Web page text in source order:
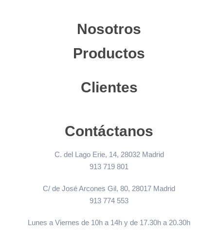
Nosotros
Productos
Clientes
Contáctanos
C. del Lago Erie, 14, 28032 Madrid
913 719 801
C/ de José Arcones Gil, 80, 28017 Madrid
913 774 553
Lunes a Viernes de 10h a 14h y de 17.30h a 20.30h